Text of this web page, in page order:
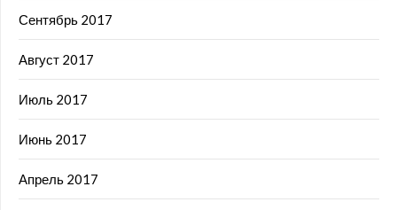
Сентябрь 2017
Август 2017
Июль 2017
Июнь 2017
Апрель 2017